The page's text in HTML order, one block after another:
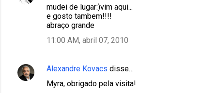
mudei de lugar:)vim aqui...
e gosto tambem!!!!
abraço grande
11:00 AM, abril 07, 2010
Alexandre Kovacs disse…
Myra, obrigado pela visita!